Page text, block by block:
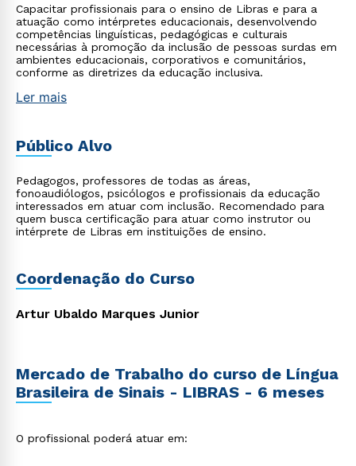
Capacitar profissionais para o ensino de Libras e para a
atuação como intérpretes educacionais, desenvolvendo
competências linguísticas, pedagógicas e culturais
necessárias à promoção da inclusão de pessoas surdas em
ambientes educacionais, corporativos e comunitários,
conforme as diretrizes da educação inclusiva.
Ler mais
Público Alvo
Pedagogos, professores de todas as áreas,
fonoaudiólogos, psicólogos e profissionais da educação
interessados em atuar com inclusão. Recomendado para
quem busca certificação para atuar como instrutor ou
intérprete de Libras em instituições de ensino.
Coordenação do Curso
Artur Ubaldo Marques Junior
Mercado de Trabalho do curso de Língua
Brasileira de Sinais - LIBRAS - 6 meses
O profissional poderá atuar em: